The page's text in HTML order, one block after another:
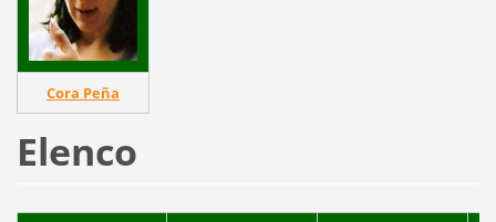
Cora Peña
Elenco